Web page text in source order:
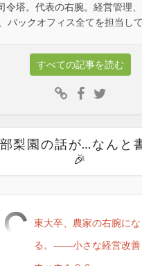
令塔。代表の右腕。経営管理
バックオフィス全てを担当して
すべての記事を読む
梨園の話が…なんと
🎉
東大卒、農家の右腕にな
る。――小さな経営改善